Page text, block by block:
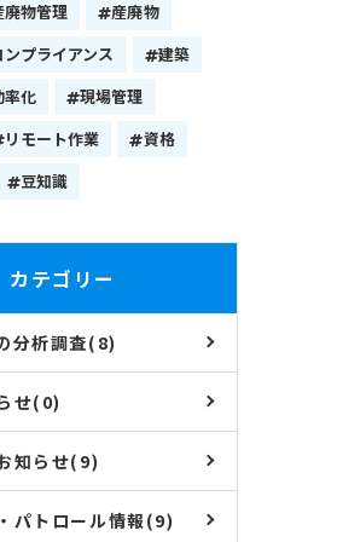
廃物管理
産廃物
ンプライアンス
建築
率化
現場管理
リモート作業
資格
豆知識
カテゴリー
分析調査(8)
せ(0)
知らせ(9)
パトロール情報(9)